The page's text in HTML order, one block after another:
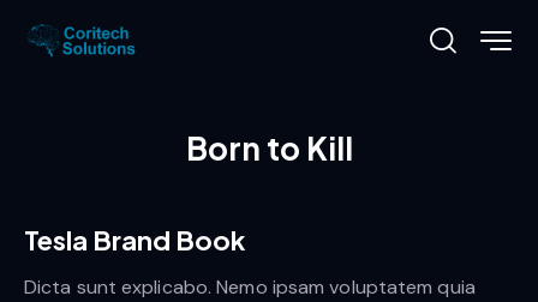
Born to Kill
Tesla Brand Book
Dicta sunt explicabo. Nemo ipsam voluptatem quia